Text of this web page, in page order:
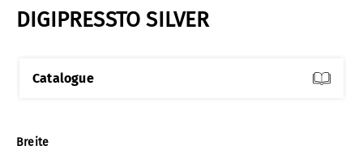
DIGIPRESSTO SILVER
Catalogue
Breiteauswählen